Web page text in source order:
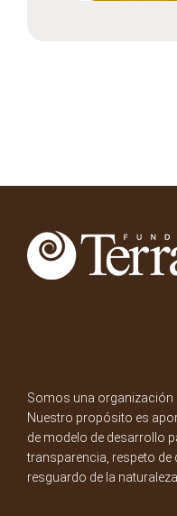
Somos una organización
Nuestro propósito es
de modelo de desarrollo
transparencia, respeto de
resguardo de la